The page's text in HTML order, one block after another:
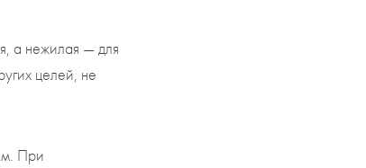
а нежилая — для
целей, не
При